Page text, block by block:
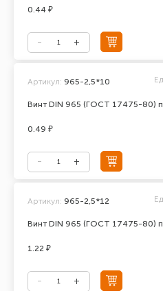
0.44 ₽
Винт DIN 965 (ГОСТ 17475-80)
Артикул: 965-2,5*10
0.49 ₽
Винт DIN 965 (ГОСТ 17475-80)
Артикул: 965-2,5*12
1.22 ₽